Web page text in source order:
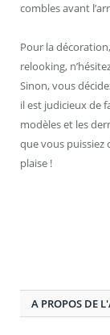
combles avant
Pour la
relooking,
Sinon, vous
il est judicieux de
modèles et les
que vous puissiez
plaise !
A PROPOS DE